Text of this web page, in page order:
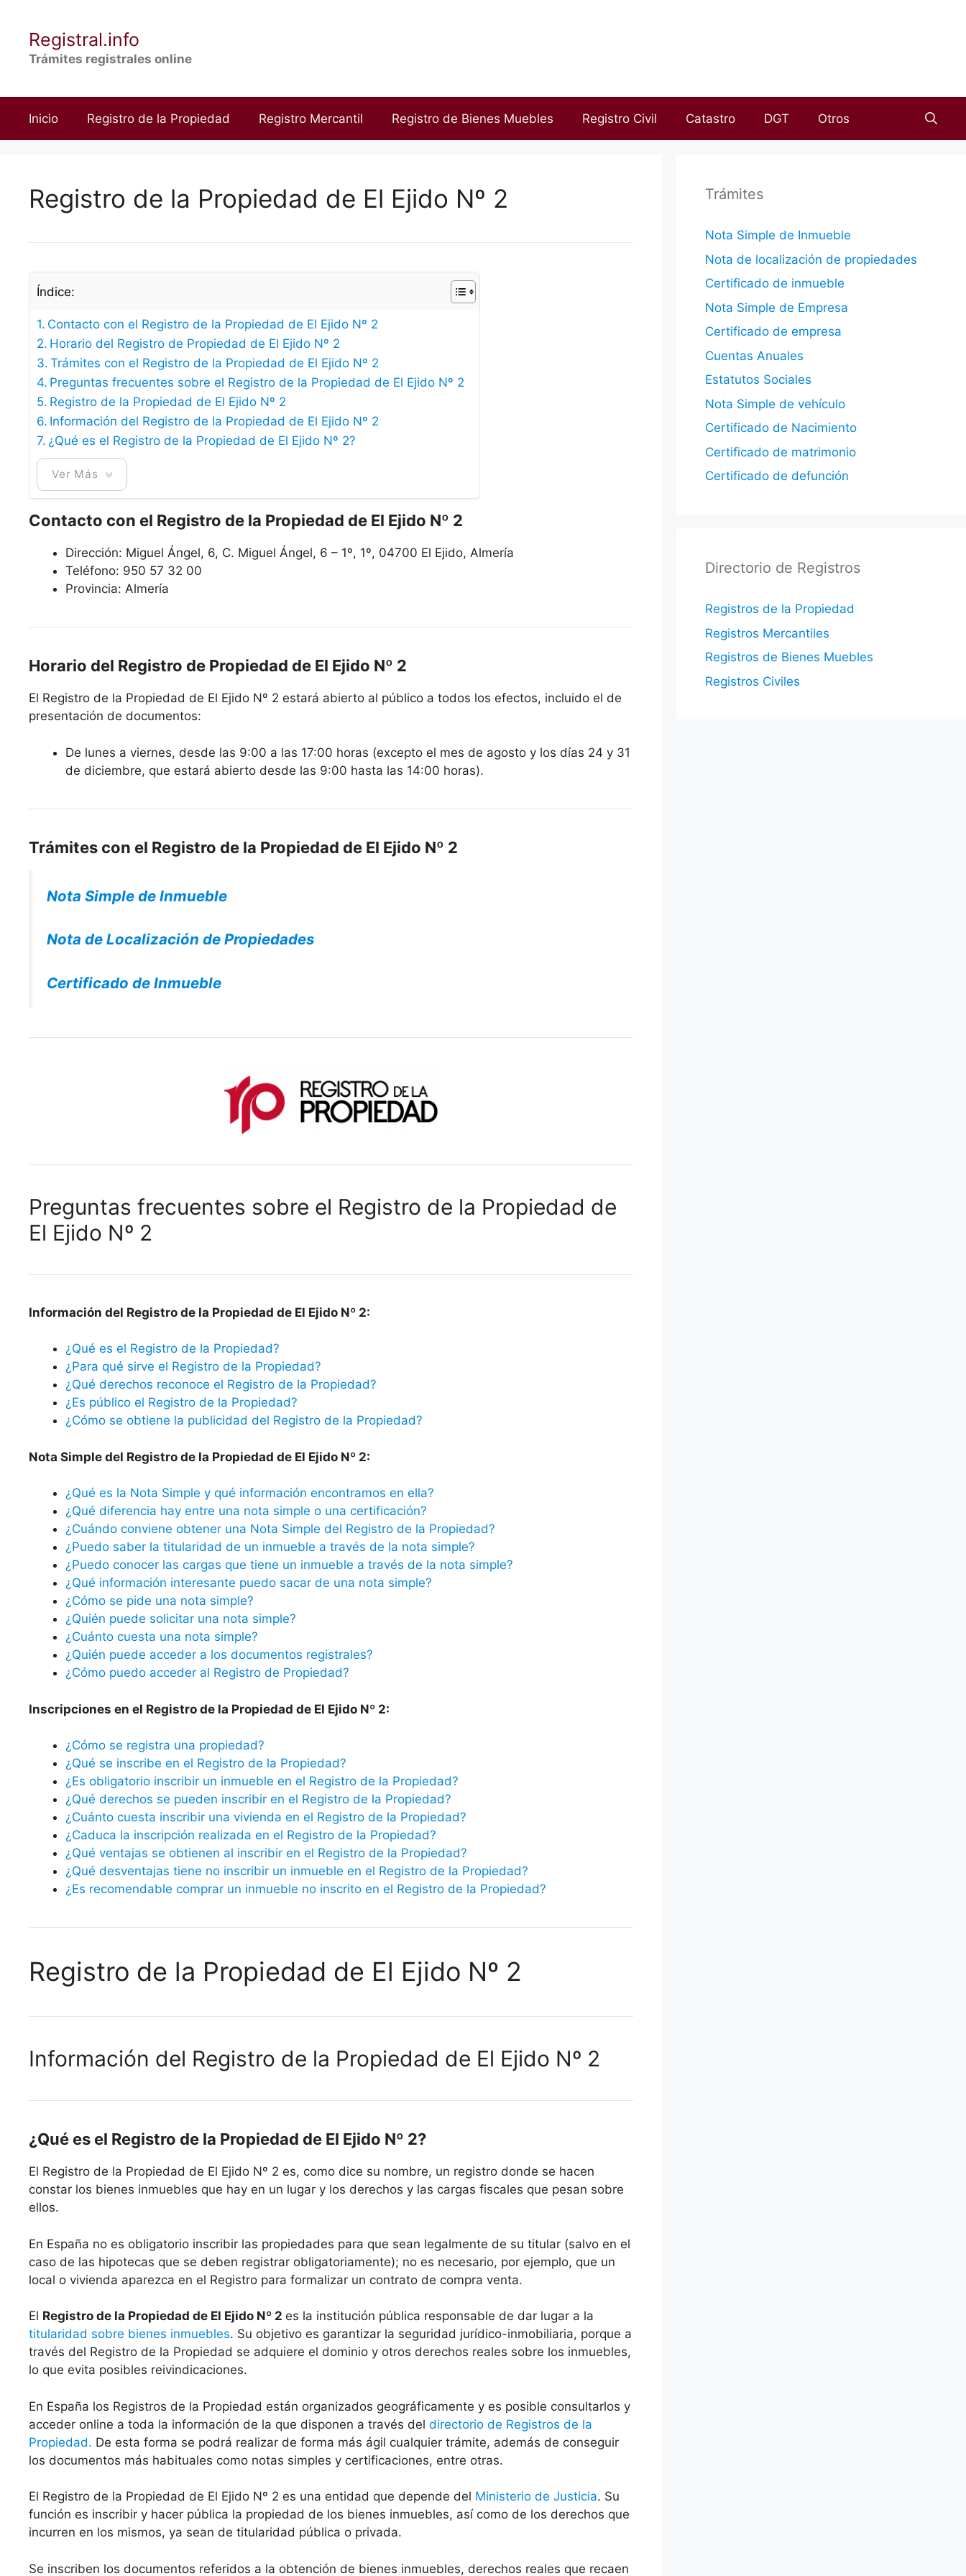
contenidoRegistral.info
Trámites registrales online
Inicio Registro de la Propiedad Registro Mercantil Registro de Bienes Muebles Registro Civil Catastro DGT Otros
Registro de la Propiedad de El Ejido Nº 2
Índice:
Contacto con el Registro de la Propiedad de El Ejido Nº 2
Horario del Registro de Propiedad de El Ejido Nº 2
Trámites con el Registro de la Propiedad de El Ejido Nº 2
Preguntas frecuentes sobre el Registro de la Propiedad de El Ejido Nº 2
Registro de la Propiedad de El Ejido Nº 2
Información del Registro de la Propiedad de El Ejido Nº 2
¿Qué es el Registro de la Propiedad de El Ejido Nº 2?
Ver Más
Contacto con el Registro de la Propiedad de El Ejido Nº 2
Dirección: Miguel Ángel, 6, C. Miguel Ángel, 6 – 1º, 1º, 04700 El Ejido, Almería
Teléfono: 950 57 32 00
Provincia: Almería
Horario del Registro de Propiedad de El Ejido Nº 2
El Registro de la Propiedad de El Ejido Nº 2 estará abierto al público a todos los efectos, incluido el de
presentación de documentos:
De lunes a viernes, desde las 9:00 a las 17:00 horas (excepto el mes de agosto y los días 24 y 31
de diciembre, que estará abierto desde las 9:00 hasta las 14:00 horas).
Trámites con el Registro de la Propiedad de El Ejido Nº 2
Nota Simple de Inmueble
Nota de Localización de Propiedades
Certificado de Inmueble
Preguntas frecuentes sobre el Registro de la Propiedad de
El Ejido Nº 2
Información del Registro de la Propiedad de El Ejido Nº 2:
¿Qué es el Registro de la Propiedad?
¿Para qué sirve el Registro de la Propiedad?
¿Qué derechos reconoce el Registro de la Propiedad?
¿Es público el Registro de la Propiedad?
¿Cómo se obtiene la publicidad del Registro de la Propiedad?
Nota Simple del Registro de la Propiedad de El Ejido Nº 2:
¿Qué es la Nota Simple y qué información encontramos en ella?
¿Qué diferencia hay entre una nota simple o una certificación?
¿Cuándo conviene obtener una Nota Simple del Registro de la Propiedad?
¿Puedo saber la titularidad de un inmueble a través de la nota simple?
¿Puedo conocer las cargas que tiene un inmueble a través de la nota simple?
¿Qué información interesante puedo sacar de una nota simple?
¿Cómo se pide una nota simple?
¿Quién puede solicitar una nota simple?
¿Cuánto cuesta una nota simple?
¿Quién puede acceder a los documentos registrales?
¿Cómo puedo acceder al Registro de Propiedad?
Inscripciones en el Registro de la Propiedad de El Ejido Nº 2:
¿Cómo se registra una propiedad?
¿Qué se inscribe en el Registro de la Propiedad?
¿Es obligatorio inscribir un inmueble en el Registro de la Propiedad?
¿Qué derechos se pueden inscribir en el Registro de la Propiedad?
¿Cuánto cuesta inscribir una vivienda en el Registro de la Propiedad?
¿Caduca la inscripción realizada en el Registro de la Propiedad?
¿Qué ventajas se obtienen al inscribir en el Registro de la Propiedad?
¿Qué desventajas tiene no inscribir un inmueble en el Registro de la Propiedad?
¿Es recomendable comprar un inmueble no inscrito en el Registro de la Propiedad?
Registro de la Propiedad de El Ejido Nº 2
Información del Registro de la Propiedad de El Ejido Nº 2
¿Qué es el Registro de la Propiedad de El Ejido Nº 2?
El Registro de la Propiedad de El Ejido Nº 2 es, como dice su nombre, un registro donde se hacen
constar los bienes inmuebles que hay en un lugar y los derechos y las cargas fiscales que pesan sobre
ellos.
En España no es obligatorio inscribir las propiedades para que sean legalmente de su titular (salvo en el
caso de las hipotecas que se deben registrar obligatoriamente); no es necesario, por ejemplo, que un
local o vivienda aparezca en el Registro para formalizar un contrato de compra venta.
El Registro de la Propiedad de El Ejido Nº 2 es la institución pública responsable de dar lugar a la
titularidad sobre bienes inmuebles. Su objetivo es garantizar la seguridad jurídico-inmobiliaria, porque a
través del Registro de la Propiedad se adquiere el dominio y otros derechos reales sobre los inmuebles,
lo que evita posibles reivindicaciones.
En España los Registros de la Propiedad están organizados geográficamente y es posible consultarlos y
acceder online a toda la información de la que disponen a través del directorio de Registros de la
Propiedad. De esta forma se podrá realizar de forma más ágil cualquier trámite, además de conseguir
los documentos más habituales como notas simples y certificaciones, entre otras.
El Registro de la Propiedad de El Ejido Nº 2 es una entidad que depende del Ministerio de Justicia. Su
función es inscribir y hacer pública la propiedad de los bienes inmuebles, así como de los derechos que
incurren en los mismos, ya sean de titularidad pública o privada.
Se inscriben los documentos referidos a la obtención de bienes inmuebles, derechos reales que recaen
Trámites
Nota Simple de Inmueble
Nota de localización de propiedades
Certificado de inmueble
Nota Simple de Empresa
Certificado de empresa
Cuentas Anuales
Estatutos Sociales
Nota Simple de vehículo
Certificado de Nacimiento
Certificado de matrimonio
Certificado de defunción
Directorio de Registros
Registros de la Propiedad
Registros Mercantiles
Registros de Bienes Muebles
Registros Civiles